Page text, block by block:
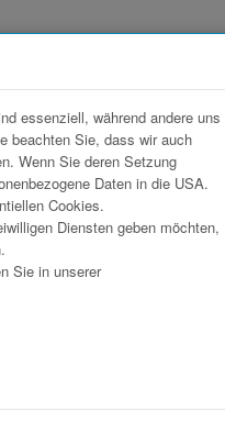
Weiterleiten
essenziell, während andere uns
beachten Sie, dass wir auch
Wenn Sie deren Setzung
Daten in die USA.
Cookies.
Diensten geben möchten,
Sie in unserer